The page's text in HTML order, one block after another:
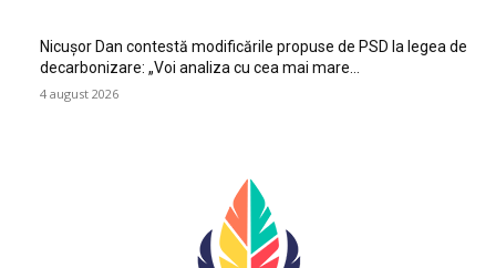
Nicușor Dan contestă modificările propuse de PSD la legea de
decarbonizare: „Voi analiza cu cea mai mare…
4 august 2026